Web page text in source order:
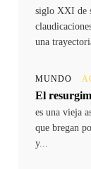
siglo XXI de
una
MUNDO
El
es una vieja
que bregan
y...